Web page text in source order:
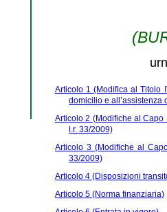
Articolo 1 (Modifica al Titolo
domicilio e all’assistenza
Articolo 2 (Modifiche al Capo
l.r. 33/2009)
Articolo 3 (Modifiche al
33/2009)
Articolo 4 (Disposizioni
Articolo 5 (Norma finanziaria)